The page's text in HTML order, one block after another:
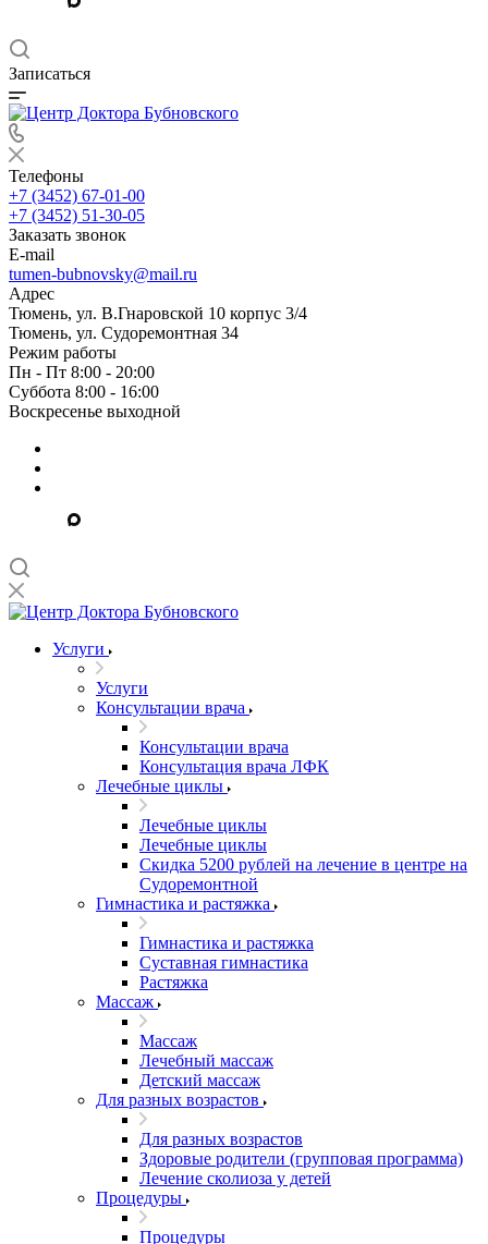
Записаться
Телефоны
+7 (3452) 67-01-00
+7 (3452) 51-30-05
Заказать звонок
E-mail
tumen-bubnovsky@mail.ru
Адрес
Тюмень, ул. В.Гнаровской 10 корпус 3/4
Тюмень, ул. Судоремонтная 34
Режим работы
Пн - Пт 8:00 - 20:00
Суббота 8:00 - 16:00
Воскресенье выходной
Услуги
Услуги
Консультации врача
Консультации врача
Консультация врача ЛФК
Лечебные циклы
Лечебные циклы
Лечебные циклы
Скидка 5200 рублей на лечение в центре на
Судоремонтной
Гимнастика и растяжка
Гимнастика и растяжка
Суставная гимнастика
Растяжка
Массаж
Массаж
Лечебный массаж
Детский массаж
Для разных возрастов
Для разных возрастов
Здоровые родители (групповая программа)
Лечение сколиоза у детей
Процедуры
Процедуры